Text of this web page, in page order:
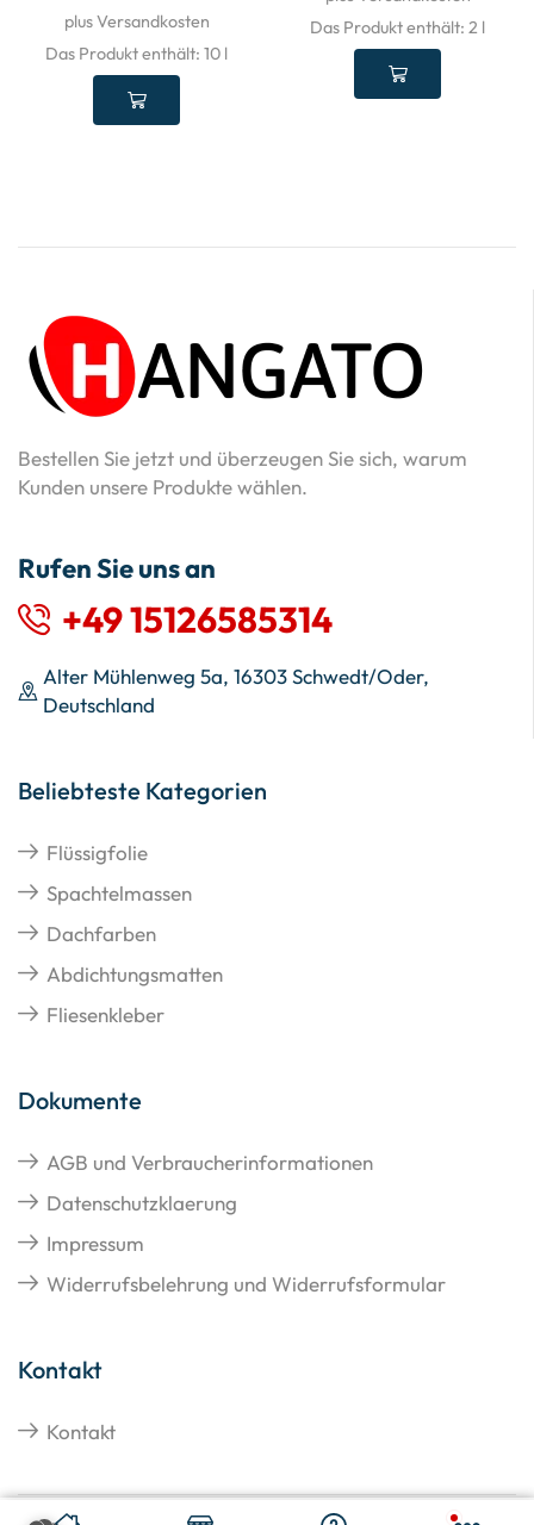
plus Versandkosten
Das Produkt enthält: 10 l
Das Produkt enthält: 2 l
Bestellen Sie jetzt und überzeugen Sie sich, warum
Kunden unsere Produkte wählen.
Rufen Sie uns an
+49 15126585314
Alter Mühlenweg 5a, 16303 Schwedt/Oder,
Deutschland
Beliebteste Kategorien
Flüssigfolie
Spachtelmassen
Dachfarben
Abdichtungsmatten
Fliesenkleber
Dokumente
AGB und Verbraucherinformationen
Datenschutzklaerung
Impressum
Widerrufsbelehrung und Widerrufsformular
Kontakt
Kontakt